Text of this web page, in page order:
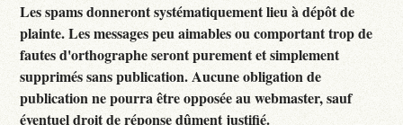
Les spams donneront systématiquement lieu à dépôt de
plainte. Les messages peu aimables ou comportant trop de
fautes d'orthographe seront purement et simplement
supprimés sans publication. Aucune obligation de
publication ne pourra être opposée au webmaster, sauf
éventuel droit de réponse dûment justifié.